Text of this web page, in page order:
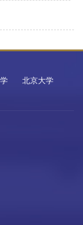
北京大学